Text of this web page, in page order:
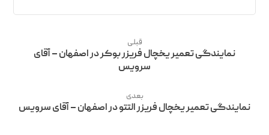
قبلی
نمایندگی تعمیر یخچال فریزر بوکر در اصفهان – آقای
سرویس
بعدی
نمایندگی تعمیر یخچال فریزر التتو در اصفهان – آقای سرویس